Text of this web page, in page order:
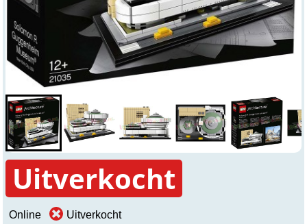
Uitverkocht
Online Uitverkocht